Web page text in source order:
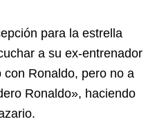
para la estrella
a su ex-entrenador
con Ronaldo, pero no a
Ronaldo», haciendo